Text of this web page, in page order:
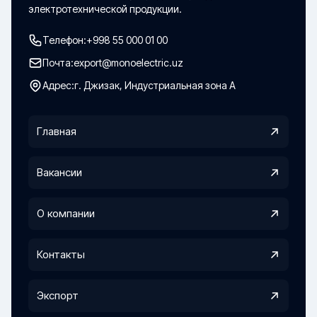
электротехнической продукции.
Телефон:+998 55 000 01 00
Почта:export@monoelectric.uz
Адрес:г. Джизак, Индустриальная зона А
Главная
Вакансии
О компании
Контакты
Экспорт